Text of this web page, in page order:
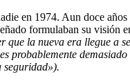
en 1974. Aun doce años
formulaban su visión
que la nueva era llegue a
probablemente
segu­ridad»).